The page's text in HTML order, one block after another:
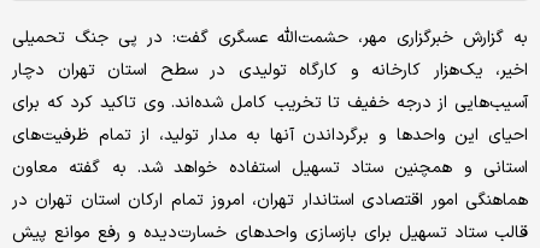
به گزارش خبرگزاری مهر، حشمت‌الله عسگری گفت: در پی جنگ تحمیلی
اخیر، یک‌هزار کارخانه و کارگاه تولیدی در سطح استان تهران دچار
آسیب‌هایی از درجه خفیف تا تخریب کامل شده‌اند. وی تاکید کرد که برای
احیای این واحدها و برگرداندن آنها به مدار تولید، از تمام ظرفیت‌های
استانی و همچنین ستاد تسهیل استفاده خواهد شد. به گفته معاون
هماهنگی امور اقتصادی استاندار تهران، امروز تمام ارکان استان تهران در
قالب ستاد تسهیل برای بازسازی واحدهای خسارت‌دیده و رفع موانع پیش